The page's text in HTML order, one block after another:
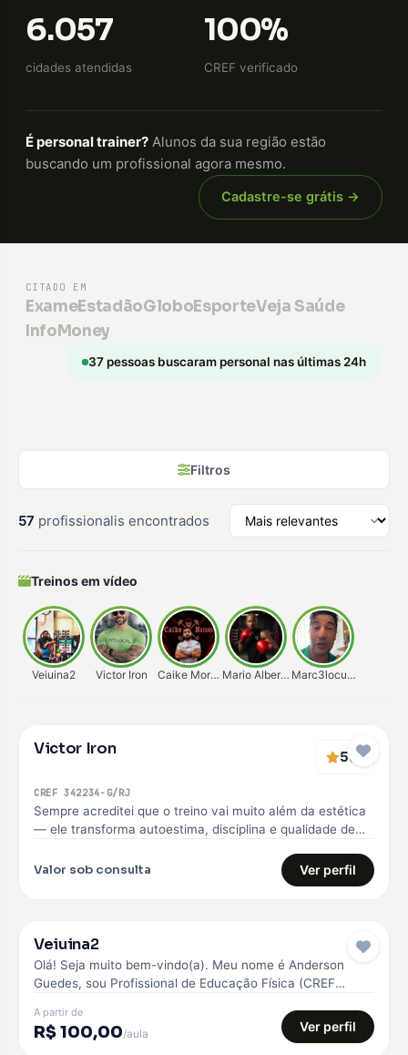
6.057
cidades atendidas
100%
CREF verificado
É personal trainer? Alunos da sua região estão
buscando um profissional agora mesmo.
Cadastre-se grátis →
CITADO EM
ExameEstadãoGloboEsporteVeja Saúde
InfoMoney
37 pessoas buscaram personal nas últimas 24h
Filtros
57 profissionalis encontrados
Treinos em vídeo
Veiuina2 Victor Iron Caike MoraesMario Alberto Marc3locunha
Premium
Victor Iron 5(2)
CREF 342234-G/RJ
Sempre acreditei que o treino vai muito além da estética
— ele transforma autoestima, disciplina e qualidade de
Valor sob consulta Ver perfil
Pro
Veiuina2
Olá! Seja muito bem-vindo(a). Meu nome é Anderson
Guedes, sou Profissional de Educação Física (CREF
A partir de
R$ 100,00/aula Ver perfil